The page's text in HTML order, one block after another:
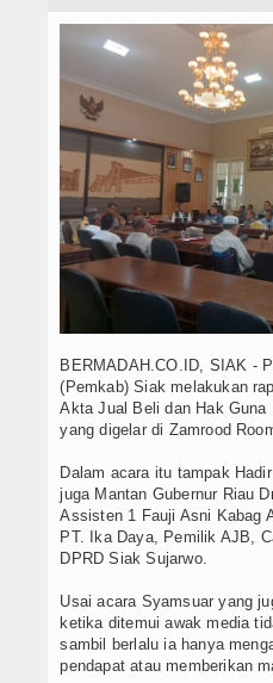
Berita Foto
Budaya & Pariwisata
Ekbis
Olahraga
BERMADAH.CO.ID, SIAK -
(Pemkab) Siak melakukan
Akta Jual Beli dan Hak Guna
yang digelar di Zamrood
Dalam acara itu tampak
juga Mantan Gubernur Riau
Assisten 1 Fauji Asni Kabag
PT. Ika Daya, Pemilik AJB,
DPRD Siak Sujarwo.
Usai acara Syamsuar yang
ketika ditemui awak media
sambil berlalu ia hanya
pendapat atau memberikan